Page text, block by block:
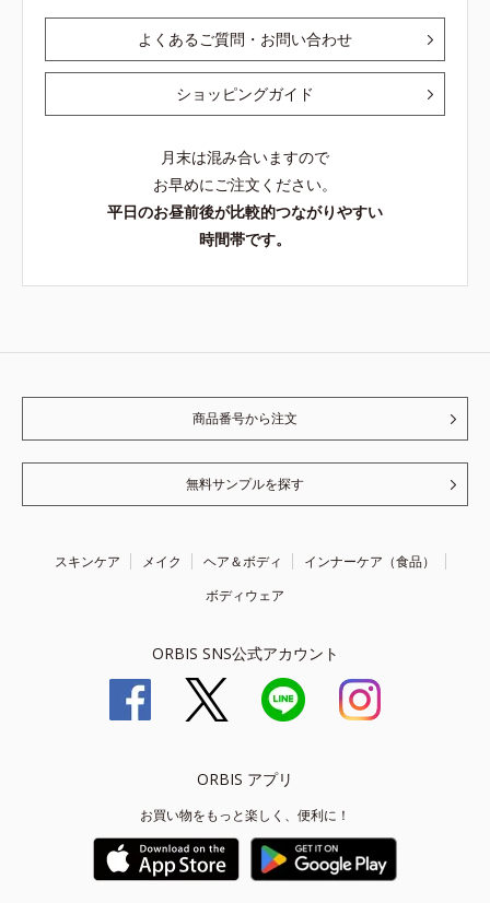
よくあるご質問・お問い合わせ
ショッピングガイド
月末は混み合いますので
お早めにご注文ください。
平日のお昼前後が比較的つながりやすい
時間帯です。
商品番号から注文
無料サンプルを探す
スキンケア メイク ヘア＆ボディ
インナーケア（食品）
ボディウェア
ORBIS SNS公式アカウント
ORBIS アプリ
お買い物をもっと楽しく、便利に！